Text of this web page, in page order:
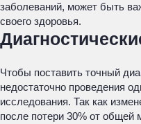
заболеваний, может быть
своего здоровья.
Чтобы поставить точный
недостаточно проведения
исследования. Так как
после потери 30% от